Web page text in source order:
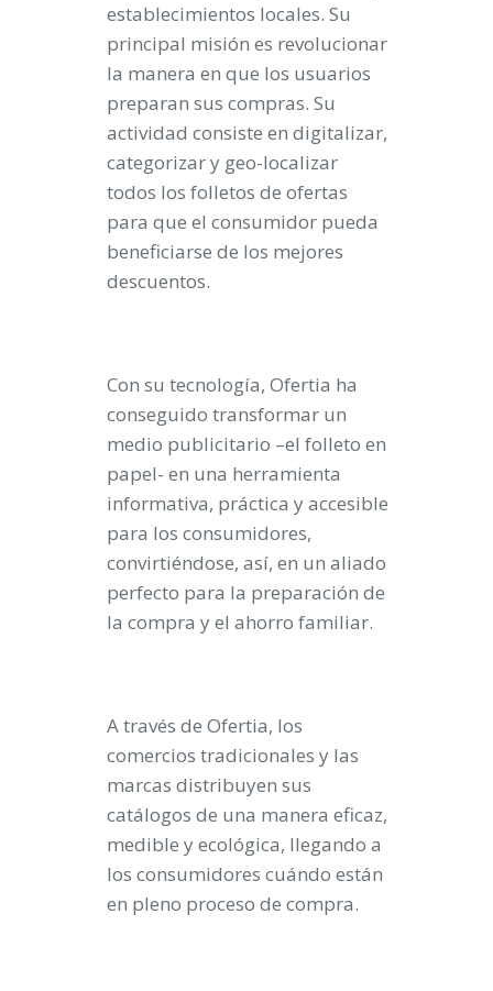
establecimientos locales. Su
principal misión es revolucionar
la manera en que los usuarios
preparan sus compras. Su
actividad consiste en digitalizar,
categorizar y geo-localizar
todos los folletos de ofertas
para que el consumidor pueda
beneficiarse de los mejores
descuentos.
Con su tecnología, Ofertia ha
conseguido transformar un
medio publicitario –el folleto en
papel- en una herramienta
informativa, práctica y accesible
para los consumidores,
convirtiéndose, así, en un aliado
perfecto para la preparación de
la compra y el ahorro familiar.
A través de Ofertia, los
comercios tradicionales y las
marcas distribuyen sus
catálogos de una manera eficaz,
medible y ecológica, llegando a
los consumidores cuándo están
en pleno proceso de compra.